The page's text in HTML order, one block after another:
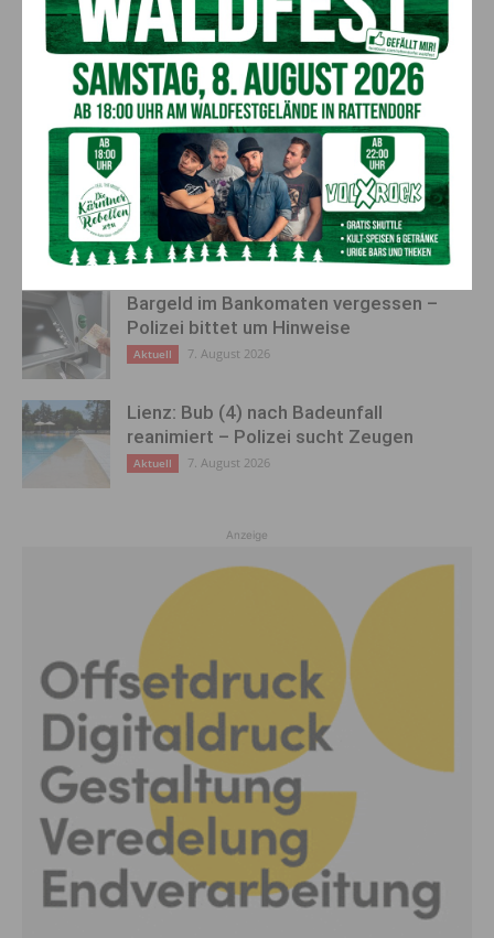
erstmalige Überfahrt am
Plöckenpass möglich?
beim Mentoring für
Migrant:innen
AKTUELLES
„Sein Charakter bleibt unersetzbar“ –
Fußballverein nimmt Abschied
Aktuell 7. August 2026
Bargeld im Bankomaten vergessen –
Polizei bittet um Hinweise
Aktuell 7. August 2026
Lienz: Bub (4) nach Badeunfall
reanimiert – Polizei sucht Zeugen
Aktuell 7. August 2026
Anzeige